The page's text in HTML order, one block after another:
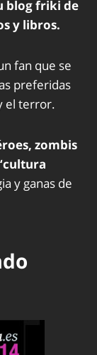
blog friki de
y libros.
fan que se
preferidas
el terror.
zombis
y ganas de